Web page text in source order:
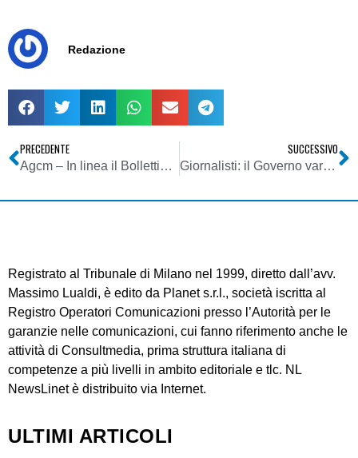
Redazione
PRECEDENTE
Agcm – In linea il Bollettino 10/2007
SUCCESSIVO
Giornalisti: il Governo vara le misure a favore di collaboratori e precari. Le adesioni della Fnsi, dell’Inpgi e della Fieg
Registrato al Tribunale di Milano nel 1999, diretto dall’avv.
Massimo Lualdi, è edito da Planet s.r.l., società iscritta al
Registro Operatori Comunicazioni presso l’Autorità per le
garanzie nelle comunicazioni, cui fanno riferimento anche le
attività di Consultmedia, prima struttura italiana di
competenze a più livelli in ambito editoriale e tlc. NL
NewsLinet è distribuito via Internet.
ULTIMI ARTICOLI